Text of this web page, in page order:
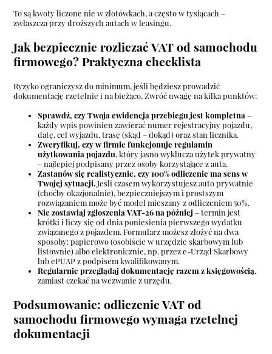
To są kwoty liczone nie w złotówkach, a często w tysiącach –
zwłaszcza przy droższych autach w leasingu.
Jak bezpiecznie rozliczać VAT od samochodu
firmowego? Praktyczna checklista
Ryzyko ograniczysz do minimum, jeśli będziesz prowadzić
dokumentację rzetelnie i na bieżąco. Zwróć uwagę na kilka punktów:
Sprawdź, czy Twoja ewidencja przebiegu jest kompletna –
każdy wpis powinien zawierać numer rejestracyjny pojazdu,
datę, cel wyjazdu, trasę (skąd – dokąd) oraz stan licznika.
Zweryfikuj, czy w firmie funkcjonuje regulamin
użytkowania pojazdu, który jasno wyklucza użytek prywatny
– najlepiej podpisany przez osoby korzystające z auta.
Zastanów się realistycznie, czy 100% odliczenie ma sens w
Twojej sytuacji.Jeśli czasem wykorzystujesz auto prywatnie
(choćby okazjonalnie), bezpieczniejszym i prostszym
rozwiązaniem może być model mieszany z odliczeniem 50%.
Nie zostawiaj zgłoszenia VAT-26 na później – termin jest
krótki i liczy się od dnia poniesienia pierwszego wydatku
związanego z pojazdem. Formularz możesz złożyć na dwa
sposoby: papierowo (osobiście w urzędzie skarbowym lub
listownie) albo elektronicznie, np. przez e-Urząd Skarbowy
lub ePUAP z podpisem kwalifikowanym.
Regularnie przeglądaj dokumentację razem z księgowością,
zamiast czekać na wezwanie z urzędu.
Podsumowanie: odliczenie VAT od
samochodu firmowego wymaga rzetelnej
dokumentacji